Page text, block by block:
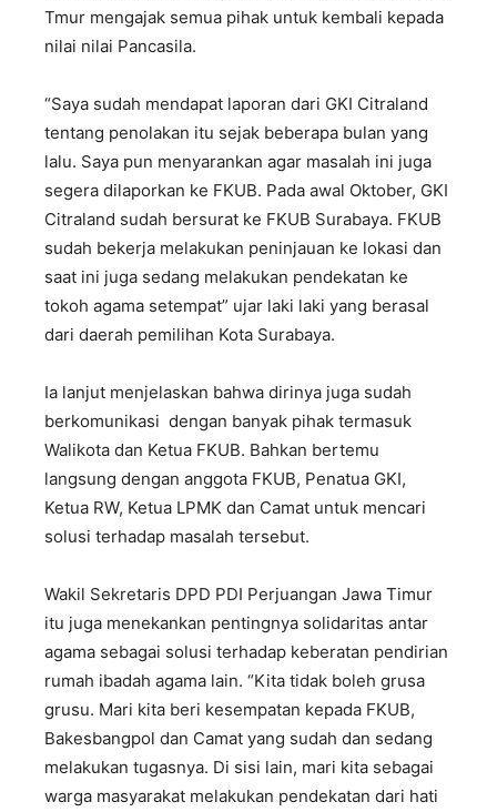
Tmur mengajak semua pihak untuk kembali kepada
nilai nilai Pancasila.
“Saya sudah mendapat laporan dari GKI Citraland
tentang penolakan itu sejak beberapa bulan yang
lalu. Saya pun menyarankan agar masalah ini juga
segera dilaporkan ke FKUB. Pada awal Oktober, GKI
Citraland sudah bersurat ke FKUB Surabaya. FKUB
sudah bekerja melakukan peninjauan ke lokasi dan
saat ini juga sedang melakukan pendekatan ke
tokoh agama setempat” ujar laki laki yang berasal
dari daerah pemilihan Kota Surabaya.
Ia lanjut menjelaskan bahwa dirinya juga sudah
berkomunikasi dengan banyak pihak termasuk
Walikota dan Ketua FKUB. Bahkan bertemu
langsung dengan anggota FKUB, Penatua GKI,
Ketua RW, Ketua LPMK dan Camat untuk mencari
solusi terhadap masalah tersebut.
Wakil Sekretaris DPD PDI Perjuangan Jawa Timur
itu juga menekankan pentingnya solidaritas antar
agama sebagai solusi terhadap keberatan pendirian
rumah ibadah agama lain. “Kita tidak boleh grusa
grusu. Mari kita beri kesempatan kepada FKUB,
Bakesbangpol dan Camat yang sudah dan sedang
melakukan tugasnya. Di sisi lain, mari kita sebagai
warga masyarakat melakukan pendekatan dari hati